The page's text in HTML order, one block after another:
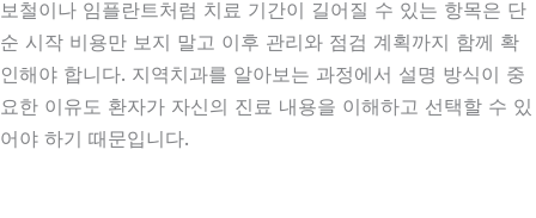
보철이나 임플란트처럼 치료 기간이 길어질 수 있는 항목은 단
순 시작 비용만 보지 말고 이후 관리와 점검 계획까지 함께 확
인해야 합니다. 지역치과를 알아보는 과정에서 설명 방식이 중
요한 이유도 환자가 자신의 진료 내용을 이해하고 선택할 수 있
어야 하기 때문입니다.